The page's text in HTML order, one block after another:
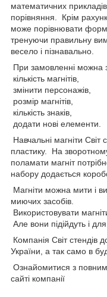
математичних
порівняння. Крім
може порівнювати
тренуючи правильну
весело і пізнавально.
При замовленні можна
кількість магнітів,
змінити персонажів,
розмір магнітів,
кількість знаків,
додати нові елементи.
Навчальні магніти Світ
пластику. На
поламати магніт
набору додається
Магніти можна мити і
миючих засобів.
Використовувати
Але вони підійдуть і
Компанія Світ стендів
України, а так само в
Ознайомитися з
сайті компанії